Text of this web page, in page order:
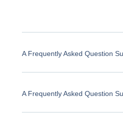
A Frequently Asked Question
A Frequently Asked Question